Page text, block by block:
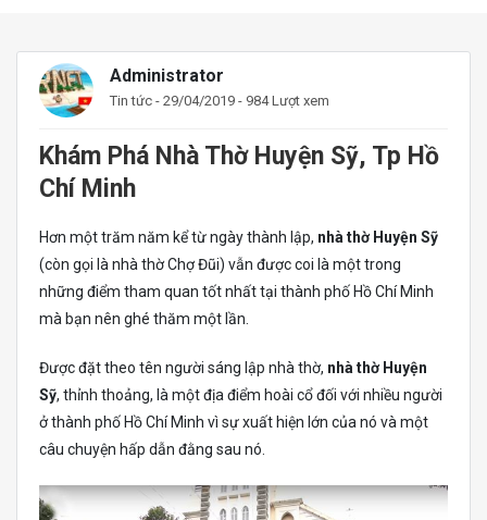
Administrator
Tin tức - 29/04/2019 - 984 Lượt xem
Khám Phá Nhà Thờ Huyện Sỹ, Tp Hồ
Chí Minh
Hơn một trăm năm kể từ ngày thành lập, nhà thờ Huyện Sỹ
(còn gọi là nhà thờ Chợ Đũi) vẫn được coi là một trong
những điểm tham quan tốt nhất tại thành phố Hồ Chí Minh
mà bạn nên ghé thăm một lần.
Được đặt theo tên người sáng lập nhà thờ, nhà thờ Huyện
Sỹ, thỉnh thoảng, là một địa điểm hoài cổ đối với nhiều người
ở thành phố Hồ Chí Minh vì sự xuất hiện lớn của nó và một
câu chuyện hấp dẫn đằng sau nó.